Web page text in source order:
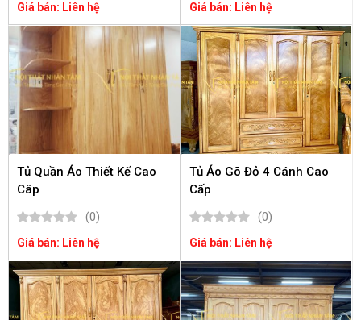
Giá bán: Liên hệ Giá bán: Liên hệ
Tủ Quần Áo Thiết Kế Cao
Câp
(0)
Giá bán: Liên hệ
Tủ Áo Gõ Đỏ 4 Cánh Cao
Cấp
(0)
Giá bán: Liên hệ